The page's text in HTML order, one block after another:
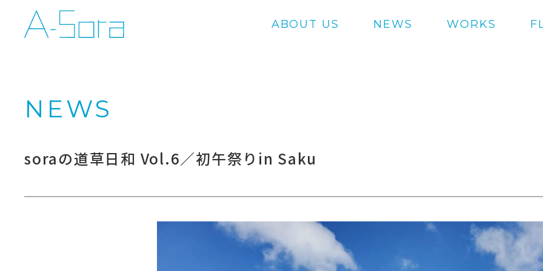
ABOUT US NEWS WORKS
NEWS
soraの道草日和 Vol.6／初午祭りin Saku